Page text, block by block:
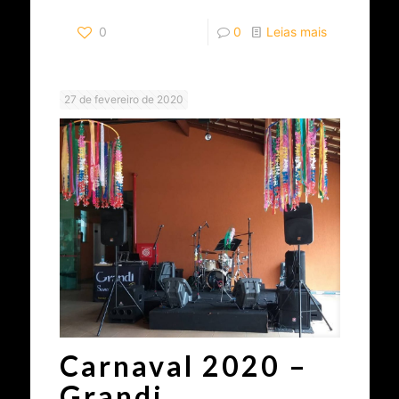
0 0 Leias mais
27 de fevereiro de 2020
Carnaval 2020 –